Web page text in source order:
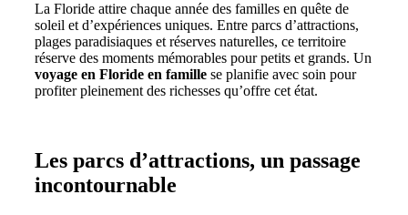
La Floride attire chaque année des familles en quête de
soleil et d’expériences uniques. Entre parcs d’attractions,
plages paradisiaques et réserves naturelles, ce territoire
réserve des moments mémorables pour petits et grands. Un
voyage en Floride en famille se planifie avec soin pour
profiter pleinement des richesses qu’offre cet état.
Les parcs d’attractions, un passage
incontournable